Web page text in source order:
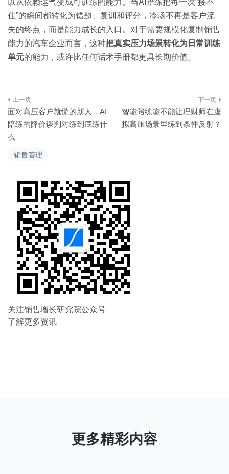
销售管理
以从依赖运气变成可训练的能力。当AI陪练把每一次”接不
住”的瞬间都转化为错题、复训和评分，冷场不再是客户流
失的终点，而是能力成长的入口。对于需要规模化复制销售
能力的汽车企业而言，这种把真实压力场景转化为日常训练
单元的能力，或许比任何话术手册都更具长期价值。
文
章
导
面对高压客户就慌的新人，AI
陪练的降价谈判对练到底练什
么
智能陪练能不能让理财师在虚
拟高压场景里练到条件反射？
关注销售增长研究院公众号
了解更多资讯